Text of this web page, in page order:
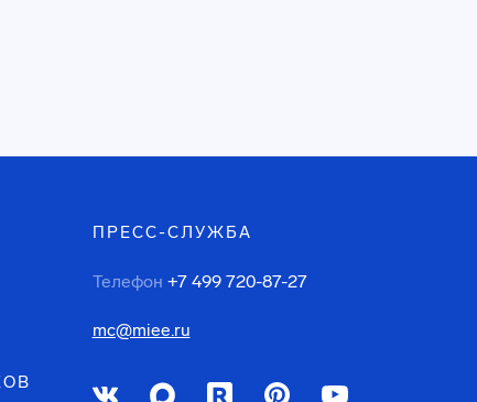
ПРЕСС-СЛУЖБА
Телефон +7 499 720-87-27
mc@miee.ru